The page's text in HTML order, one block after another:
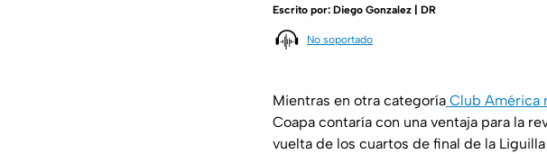
Escrito por: Diego Gonzalez | DR
No soportado
Mientras en otra categoría Club América
Coapa contaría con una ventaja para la
vuelta de los cuartos de final de la